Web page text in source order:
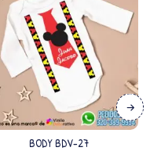
BODY BDV-27